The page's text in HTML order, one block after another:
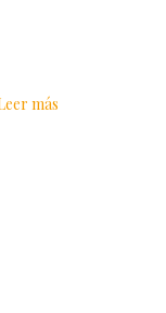
más